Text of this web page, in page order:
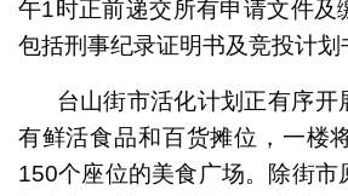
午1时正前递交所有申请文件及
包括刑事纪录证明书及竞投计划
台山街市活化计划正有序开
有鲜活食品和百货摊位，一楼
150个座位的美食广场。除街市